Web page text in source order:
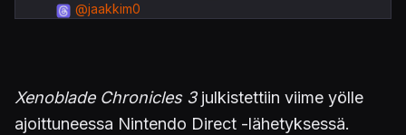
@jaakkim0
Xenoblade Chronicles 3julkistettiin viime yölle
ajoittuneessa Nintendo Direct -lähetyksessä.